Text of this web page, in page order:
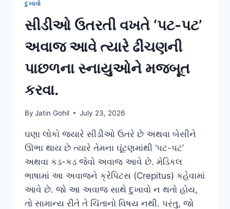
દુખાવો
સીડીઓ ઉતરતી વખતે ‘પટ-પટ’
અવાજ આવે ત્યારે ઢીંચણની
પાછળના સ્નાયુઓને મજબૂત
કરવા.
By Jatin Gohil July 23, 2026
ઘણા લોકો જ્યારે સીડીઓ ઉતરે છે અથવા બેસીને
ઊભા થાય છે ત્યારે તેમના ઘૂંટણમાંથી ‘પટ-પટ’
અથવા કડ-કડ જેવો અવાજ આવે છે. મેડિકલ
ભાષામાં આ અવાજને ક્રેપિટસ (Crepitus) કહેવામાં
આવે છે. જો આ અવાજ સાથે દુખાવો ન થતો હોય,
તો સામાન્ય રીતે તે ચિંતાનો વિષય નથી. પરંતુ, જો